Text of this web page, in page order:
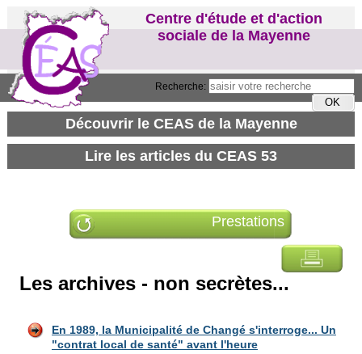
Recherche:
Centre d'étude et d'action
sociale de la Mayenne
Prestations
Les archives - non secrètes...
En 1989, la Municipalité de Changé s'interroge... Un
"contrat local de santé" avant l'heure